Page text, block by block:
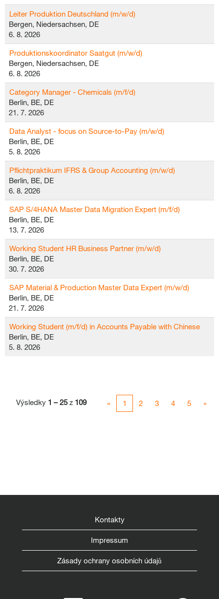
Leiter Produktion Deutschland (m/w/d)
Bergen, Niedersachsen, DE
6. 8. 2026
Produktionskoordinator Saatgut (m/w/d)
Bergen, Niedersachsen, DE
6. 8. 2026
Category Manager - Chemicals (m/f/d)
Berlin, BE, DE
21. 7. 2026
Data Analyst - focus on Source-to-Pay (m/w/d)
Berlin, BE, DE
5. 8. 2026
Pflichtpraktikum IFRS & Group Accounting (m/w/d)
Berlin, BE, DE
6. 8. 2026
SAP S/4HANA Master Data Migration Expert (m/f/d)
Berlin, BE, DE
13. 7. 2026
Working Student HR Business Partner (m/w/d)
Berlin, BE, DE
30. 7. 2026
SAP Material & Production Master Data Expert (m/w/d)
Berlin, BE, DE
21. 7. 2026
Working Student (m/f/d) in Accounts Payable with Chinese
Berlin, BE, DE
5. 8. 2026
Výsledky 1 – 25z 109 « 1 2 3 4 5 »
Kontakty
Impressum
Zásady ochrany osobních údajů